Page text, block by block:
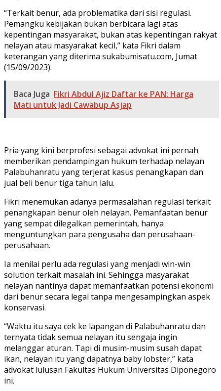
“Terkait benur, ada problematika dari sisi regulasi.
Pemangku kebijakan bukan berbicara lagi atas
kepentingan masyarakat, bukan atas kepentingan rakyat
nelayan atau masyarakat kecil,” kata Fikri dalam
keterangan yang diterima sukabumisatu.com, Jumat
(15/09/2023).
Baca Juga Fikri Abdul Ajiz Daftar ke PAN: Harga
Mati untuk Jadi Cawabup Asjap
Pria yang kini berprofesi sebagai advokat ini pernah
memberikan pendampingan hukum terhadap nelayan
Palabuhanratu yang terjerat kasus penangkapan dan
jual beli benur tiga tahun lalu.
Fikri menemukan adanya permasalahan regulasi terkait
penangkapan benur oleh nelayan. Pemanfaatan benur
yang sempat dilegalkan pemerintah, hanya
menguntungkan para pengusaha dan perusahaan-
perusahaan.
Ia menilai perlu ada regulasi yang menjadi win-win
solution terkait masalah ini. Sehingga masyarakat
nelayan nantinya dapat memanfaatkan potensi ekonomi
dari benur secara legal tanpa mengesampingkan aspek
konservasi.
“Waktu itu saya cek ke lapangan di Palabuhanratu dan
ternyata tidak semua nelayan itu sengaja ingin
melanggar aturan. Tapi di musim-musim susah dapat
ikan, nelayan itu yang dapatnya baby lobster,” kata
advokat lulusan Fakultas Hukum Universitas Diponegoro
ini.